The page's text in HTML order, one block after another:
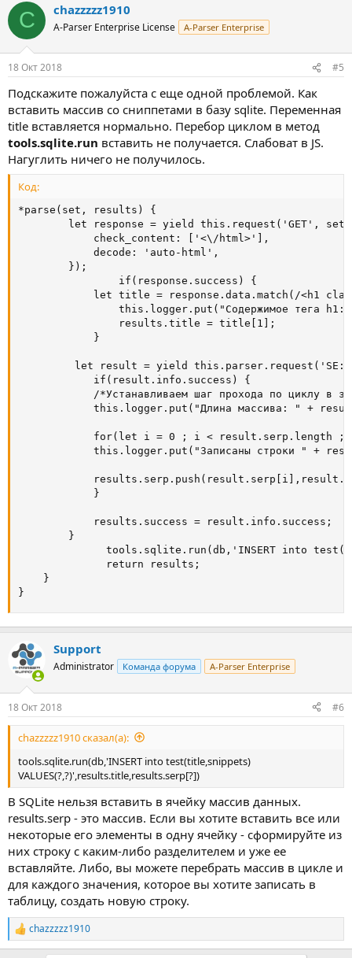
к
и
C chazzzzz1910
A-Parser Enterprise License A-Parser Enterprise
18 Окт 2018 #5
Подскажите пожалуйста с еще одной проблемой. Как
вставить массив со сниппетами в базу sqlite. Переменная
title вставляется нормально. Перебор циклом в метод
tools.sqlite.run вставить не получается. Слабоват в JS.
Нагуглить ничего не получилось.
Код:
*parse(set, results) {
let response = yield this.request('GET',
            check_content: ['<\/html>'],
            decode: 'auto-html',
        });
                if(response.success) {
let title = response.data.match(/<h1
this.logger.put("Содержимое тега h1:
                results.title = title[1];
            }
let result = yield
            if(result.info.success) {
/*Устанавливаем шаг прохода по циклу в
this.logger.put("Длина массива: " +
for(let i = 0 ; i < result.serp.length ;
this.logger.put("Записаны строки "
            }
            results.success = result.info.success;
        }
tools.sqlite.run(db,'INSERT into
              return results;
    }
}
Support
Administrator Команда форума A-Parser Enterprise
18 Окт 2018 #6
chazzzzz1910 сказал(а):
tools.sqlite.run(db,'INSERT into test(title,snippets)
VALUES(?,?)',results.title,results.serp[?])
В SQLite нельзя вставить в ячейку массив данных.
results.serp - это массив. Если вы хотите вставить все или
некоторые его элементы в одну ячейку - сформируйте из
них строку с каким-либо разделителем и уже ее
вставляйте. Либо, вы можете перебрать массив в цикле и
для каждого значения, которое вы хотите записать в
таблицу, создать новую строку.
Р
е
chazzzzz1910